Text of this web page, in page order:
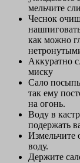
мельчите
Чеснок
как можно
Аккуратно
миску
Сало
так ему
на огонь.
Воду в
подержать
Измельчите
воду.
Держите